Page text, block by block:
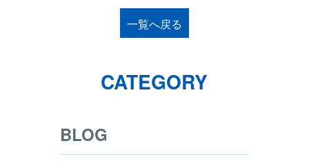
一覧へ戻る
CATEGORY
BLOG